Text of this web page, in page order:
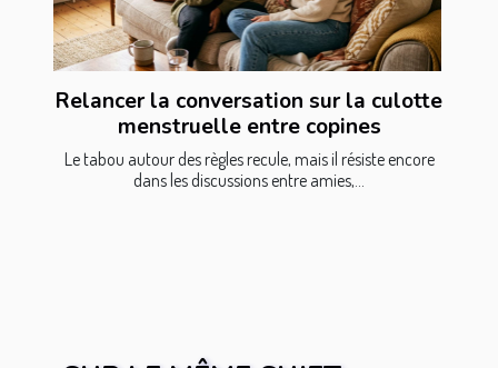
Relancer la conversation sur la culotte
menstruelle entre copines
Le tabou autour des règles recule, mais il résiste encore
dans les discussions entre amies,...